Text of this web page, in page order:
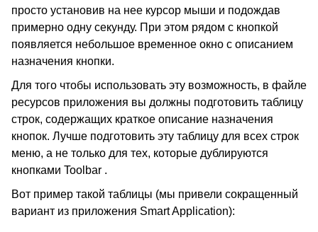
просто установив на нее курсор мыши и подождав
примерно одну секунду. При этом рядом с кнопкой
появляется небольшое временное окно с описанием
назначения кнопки.
Для того чтобы использовать эту возможность, в файле
ресурсов приложения вы должны подготовить таблицу
строк, содержащих краткое описание назначения
кнопок. Лучше подготовить эту таблицу для всех строк
меню, а не только для тех, которые дублируются
кнопками Toolbar .
Вот пример такой таблицы (мы привели сокращенный
вариант из приложения Smart Application):